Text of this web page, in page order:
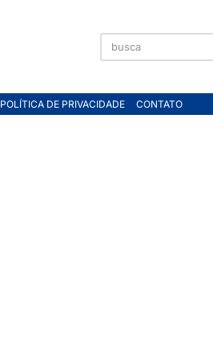
POLÍTICA DE PRIVACIDADE CONTATO